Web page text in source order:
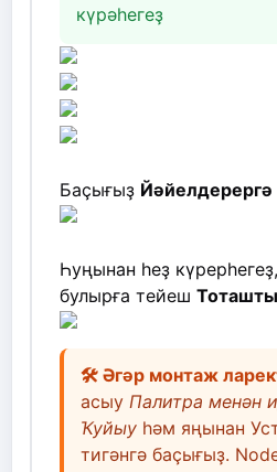
күрәһегеҙ
Баҫығыҙ Йәйелдерергә
Һуңынан һеҙ
булырға тейеш
🛠️ Әгәр монтаж
асыу Палитра менән
Ҡуйыу һәм яңынан
тигәнгә баҫығыҙ.